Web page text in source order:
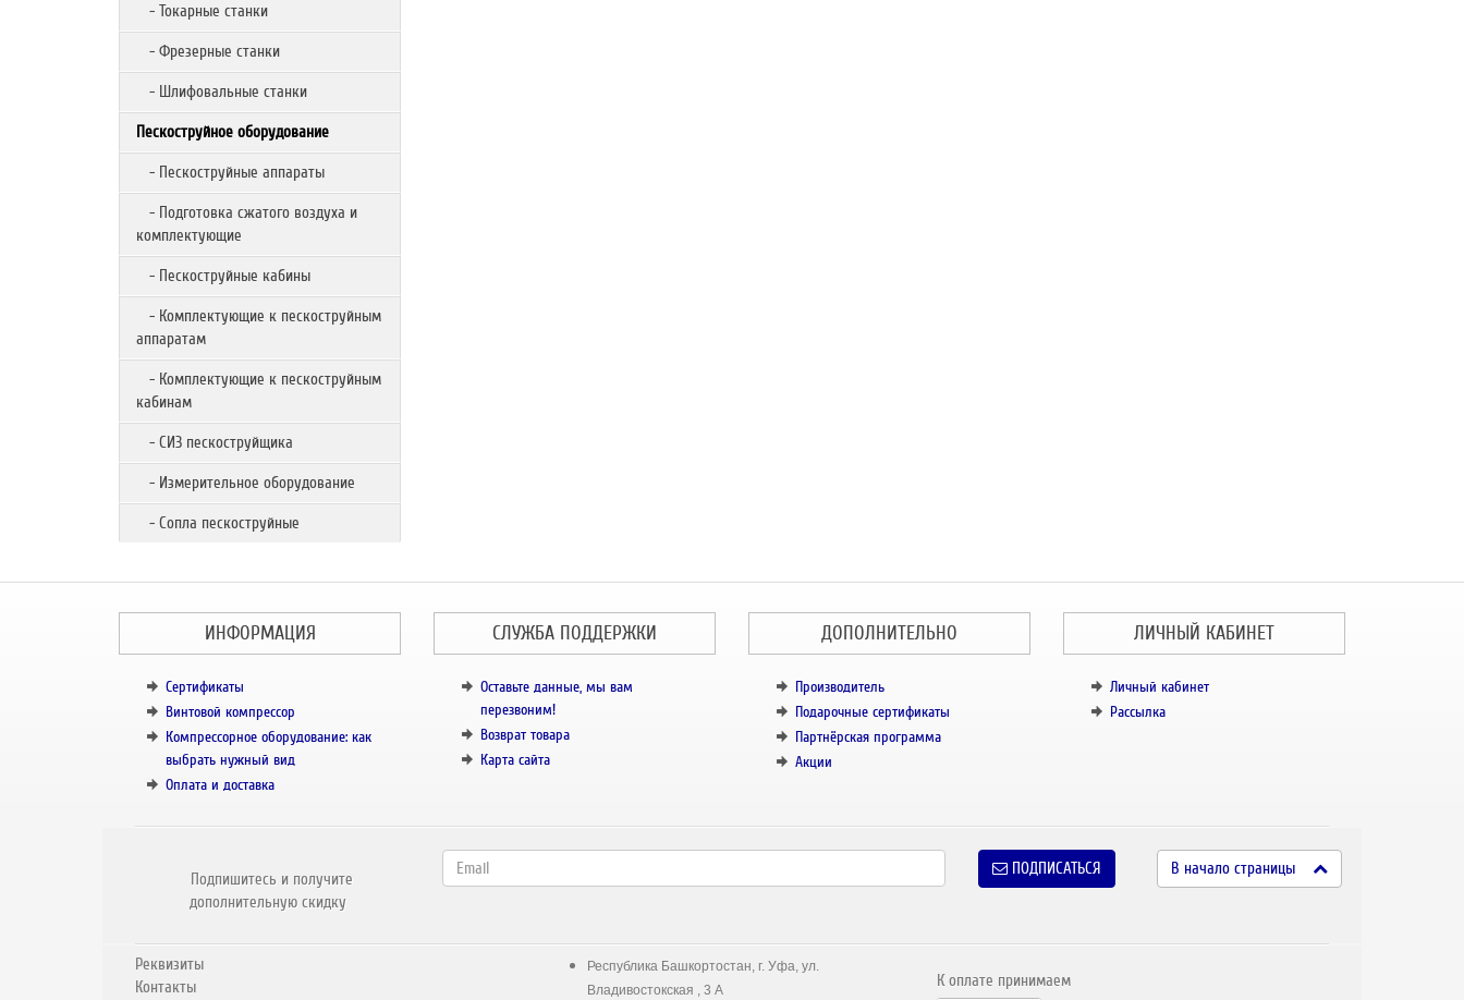
- Токарные станки
- Фрезерные станки
- Шлифовальные станки
Пескоструйное оборудование
- Пескоструйные аппараты
- Подготовка сжатого воздуха и
комплектующие
- Пескоструйные кабины
- Комплектующие к пескоструйным
аппаратам
- Комплектующие к пескоструйным
кабинам
- СИЗ пескоструйщика
- Измерительное оборудование
- Сопла пескоструйные
ИНФОРМАЦИЯ
Сертификаты
Винтовой компрессор
Компрессорное оборудование: как
выбрать нужный вид
Оплата и доставка
СЛУЖБА ПОДДЕРЖКИ
Оставьте данные, мы вам
перезвоним!
Возврат товара
Карта сайта
ДОПОЛНИТЕЛЬНО
Производитель
Подарочные сертификаты
Партнёрская программа
Акции
ЛИЧНЫЙ КАБИНЕТ
Личный кабинет
Рассылка
Подпишитесь и получите
дополнительную скидку
ПОДПИСАТЬСЯ В начало страницы
Реквизиты
Контакты
Республика Башкортостан, г. Уфа, ул.
Владивостокская , 3 А
К оплате принимаем